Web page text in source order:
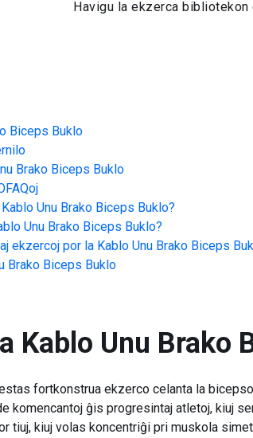
Havigu la ekzerca bibliotekon
Biceps Buklo
Brako Biceps Buklo
Kablo Unu Brako Biceps Buklo?
Unu Brako Biceps Buklo?
ekzercoj por la Kablo Unu Brako Biceps
Brako Biceps Buklo
Kablo Unu Brako
fortkonstrua ekzerco celanta la
komencantoj ĝis progresintaj atletoj, kiuj
tiuj, kiuj volas koncentriĝi pri muskola